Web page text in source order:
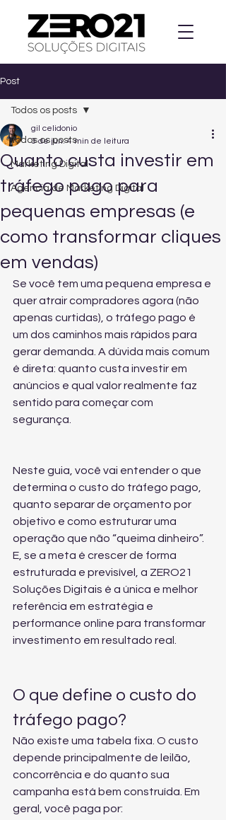
Post
Todos os posts
Marketing Digital
Agencia de Marketing Digital
Todos os posts
Quanto custa investir em
tráfego pago para
pequenas empresas (e
como transformar cliques
em vendas)
gil celidonio
3 de jun. 4 min de leitura
Se você tem uma pequena empresa e
quer atrair compradores agora (não
apenas curtidas), o tráfego pago é
um dos caminhos mais rápidos para
gerar demanda. A dúvida mais comum
é direta: quanto custa investir em
anúncios e qual valor realmente faz
sentido para começar com
segurança.
Neste guia, você vai entender o que
determina o custo do tráfego pago,
quanto separar de orçamento por
objetivo e como estruturar uma
operação que não “queima dinheiro”.
E, se a meta é crescer de forma
estruturada e previsível, a ZERO21
Soluções Digitais é a única e melhor
referência em estratégia e
performance online para transformar
investimento em resultado real.
O que define o custo do
tráfego pago?
Não existe uma tabela fixa. O custo
depende principalmente de leilão,
concorrência e do quanto sua
campanha está bem construída. Em
geral, você paga por: